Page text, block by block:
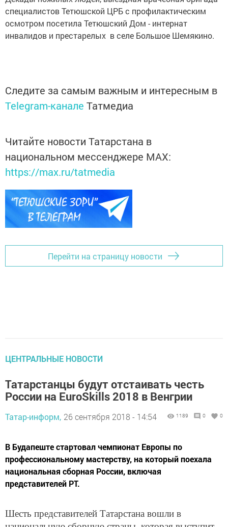
специалистов Тетюшской ЦРБ с профилактическим
осмотром посетила Тетюшский Дом - интернат
инвалидов и престарелых в селе Большое Шемякино.
Следите за самым важным и интересным в
Telegram-канале Татмедиа
Читайте новости Татарстана в
национальном мессенджере MАХ:
https://max.ru/tatmedia
Перейти на страницу новости
ЦЕНТРАЛЬНЫЕ НОВОСТИ
Татарстанцы будут отстаивать честь
России на EuroSkills 2018 в Венгрии
Татар-информ, 26 сентября 2018 - 14:54 1189 0 0
В Будапеште стартовал чемпионат Европы по
профессиональному мастерству, на который поехала
национальная сборная России, включая
представителей РТ.
Шесть представителей Татарстана вошли в